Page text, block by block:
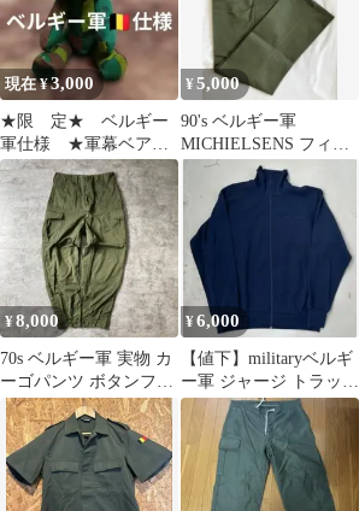
現在 ¥3,000
★限 定★ ベルギー
軍仕様 ★軍幕ベアチ
ャーム★
¥5,000
90's ベルギー軍
MICHIELSENS フィー
ルドパンツ 40M
¥8,000
70s ベルギー軍 実物 カ
ーゴパンツ ボタンフラ
イ カーキ Size 5
¥6,000
【値下】militaryベルギ
ー軍 ジャージ トラック
ジャケット